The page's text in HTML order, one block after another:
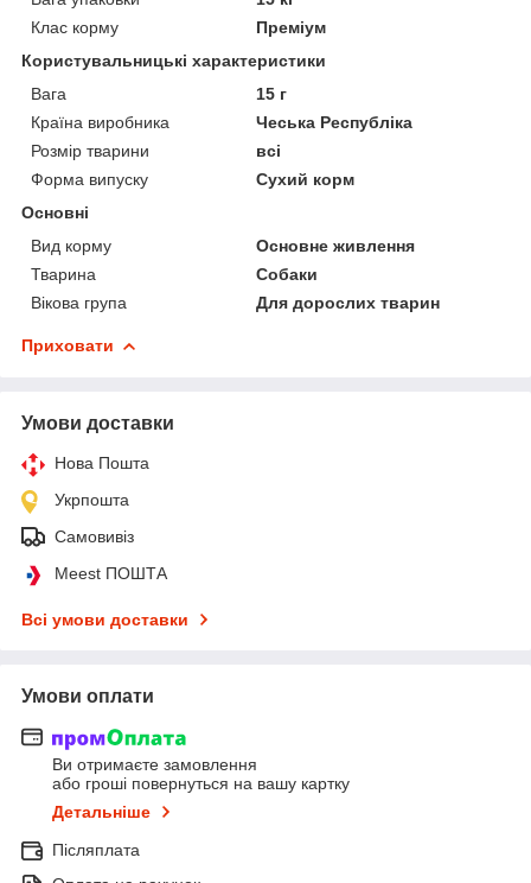
Клас корму
Преміум
Користувальницькі характеристики
Вага
15 г
Країна виробника
Чеська Республіка
Розмір тварини
всі
Форма випуску
Сухий корм
Основні
Вид корму
Основне живлення
Тварина
Собаки
Вікова група
Для дорослих тварин
Приховати
Умови доставки
Нова Пошта
Укрпошта
Самовивіз
Meest ПОШТА
Всі умови доставки
Умови оплати
Ви отримаєте замовлення
або гроші повернуться на вашу картку
Детальніше
Післяплата